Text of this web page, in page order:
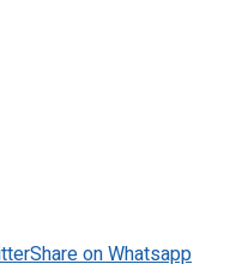
Share on Whatsapp